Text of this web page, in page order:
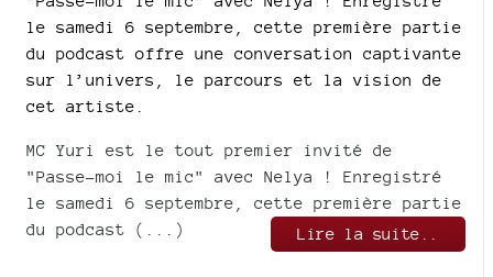
le samedi 6 septembre, cette première partie
du podcast offre une conversation captivante
sur l’univers, le parcours et la vision de
cet artiste.
MC Yuri est le tout premier invité de
"Passe-moi le mic" avec Nelya ! Enregistré
le samedi 6 septembre, cette première partie
du podcast (...)
Lire la suite..